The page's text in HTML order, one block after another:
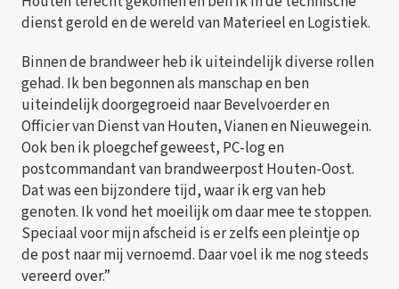
dienst gerold en de wereld van Materieel en Logistiek.
Binnen de brandweer heb ik uiteindelijk diverse rollen
gehad. Ik ben begonnen als manschap en ben
uiteindelijk doorgegroeid naar Bevelvoerder en
Officier van Dienst van Houten, Vianen en Nieuwegein.
Ook ben ik ploegchef geweest, PC-log en
postcommandant van brandweerpost Houten-Oost.
Dat was een bijzondere tijd, waar ik erg van heb
genoten. Ik vond het moeilijk om daar mee te stoppen.
Speciaal voor mijn afscheid is er zelfs een pleintje op
de post naar mij vernoemd. Daar voel ik me nog steeds
vereerd over.”